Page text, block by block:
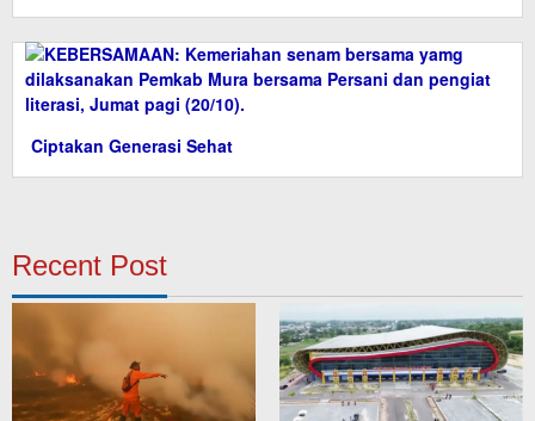
Ciptakan Generasi Sehat
Recent Post